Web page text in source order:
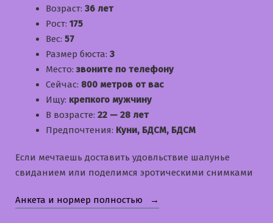
Возраст: 36 лет
Рост: 175
Вес: 57
Размер бюста: 3
Место:звоните по телефону
Сейчас: 800 метров от вас
Ищу: крепкого мужчину
В возрасте: 22 — 28 лет
Предпочтения: Куни, БДСМ, БДСМ
Если мечтаешь доставить удовльствие шалунье
свиданием или поделимся эротическими снимками
Анкета и нормер полностью «Надюшка»